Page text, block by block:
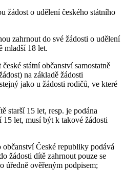
žádost o udělení českého státního
zahrnout do své žádosti o udělení
mladší 18 let.
státní občanství samostatně
na základě žádosti
jako u žádosti rodičů, ve které
starší 15 let, resp. je podána
15 let, musí být k takové žádosti
České republiky podává
žádosti dítě zahrnout pouze se
úředně ověřeným podpisem;